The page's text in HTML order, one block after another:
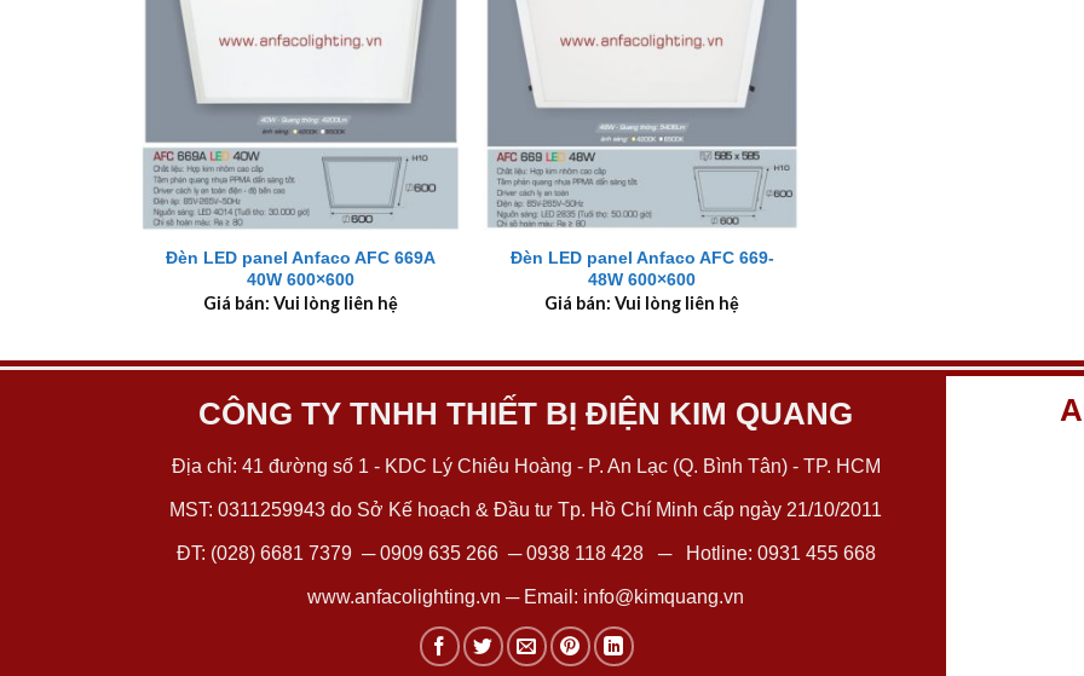
+
Đèn LED panel Anfaco AFC 669A
40W 600×600
Giá bán: Vui lòng liên hệ
+
Đèn LED panel Anfaco AFC 669-
48W 600×600
Giá bán: Vui lòng liên hệ
CÔNG TY TNHH THIẾT BỊ ĐIỆN KIM QUANG
Địa chỉ: 41 đường số 1 - KDC Lý Chiêu Hoàng - P. An Lạc (Q. Bình Tân) - TP. HCM
MST: 0311259943 do Sở Kế hoạch & Đầu tư Tp. Hồ Chí Minh cấp ngày 21/10/2011
ĐT: (028) 6681 7379 ─0909 635 266─0938 118 428─ Hotline: 0931 455 668
www.anfacolighting.vn ─ Email: info@kimquang.vn